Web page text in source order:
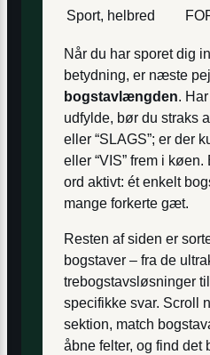
Sport, helbred
Når du har sporet dig
betydning, er næste
bogstavlængden.
udfylde, bør du straks
eller “SLAGS”; er der
eller “VIS” frem i
ord aktivt: ét enkelt
mange forkerte gæt.
Resten af siden er
bogstaver – fra de
trebogstavsløsninger
specifikke svar. Scroll
sektion, match
åbne felter, og find det